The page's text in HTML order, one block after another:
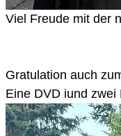
Viel Freude mit der
Gratulation auch
Eine DVD iund